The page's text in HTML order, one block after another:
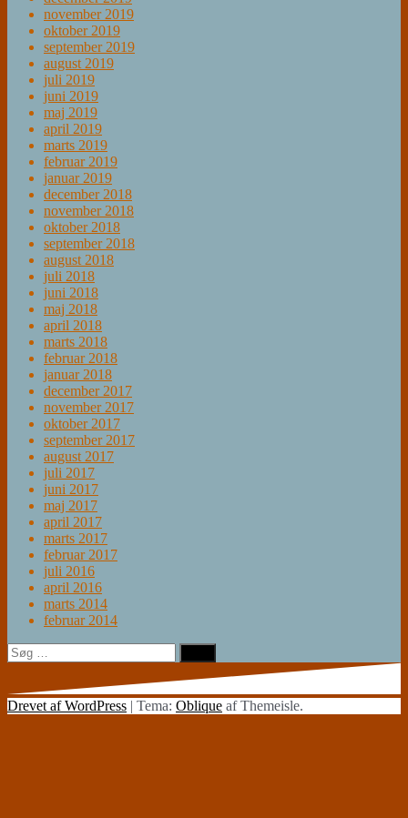
november 2019
oktober 2019
september 2019
august 2019
juli 2019
juni 2019
maj 2019
april 2019
marts 2019
februar 2019
januar 2019
december 2018
november 2018
oktober 2018
september 2018
august 2018
juli 2018
juni 2018
maj 2018
april 2018
marts 2018
februar 2018
januar 2018
december 2017
november 2017
oktober 2017
september 2017
august 2017
juli 2017
juni 2017
maj 2017
april 2017
marts 2017
februar 2017
juli 2016
april 2016
marts 2014
februar 2014
Søg
efter:
Drevet af WordPress | Tema: Oblique af Themeisle.